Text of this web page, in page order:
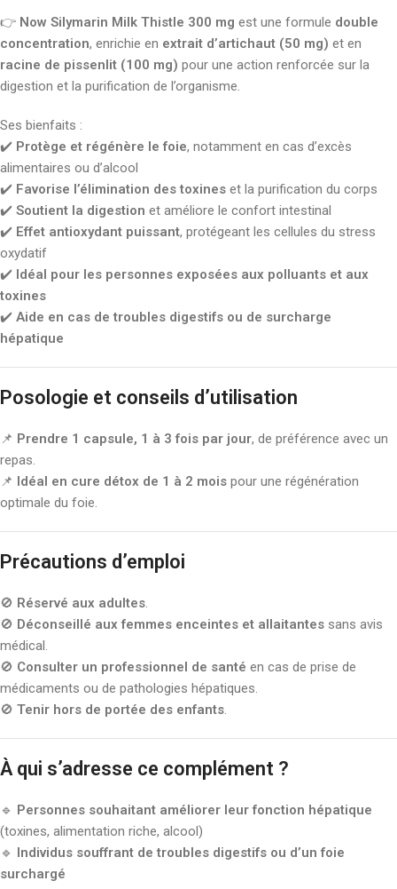
👉 Now Silymarin Milk Thistle 300 mg est une formule double
concentration, enrichie en extrait d’artichaut (50 mg) et en
racine de pissenlit (100 mg) pour une action renforcée sur la
digestion et la purification de l’organisme.
Ses bienfaits :
✔️ Protège et régénère le foie, notamment en cas d’excès
alimentaires ou d’alcool
✔️ Favorise l’élimination des toxines et la purification du corps
✔️ Soutient la digestion et améliore le confort intestinal
✔️ Effet antioxydant puissant, protégeant les cellules du stress
oxydatif
✔️ Idéal pour les personnes exposées aux polluants et aux
toxines
✔️ Aide en cas de troubles digestifs ou de surcharge
hépatique
Posologie et conseils d’utilisation
📌 Prendre 1 capsule, 1 à 3 fois par jour, de préférence avec un
repas.
📌
Idéal en cure détox de 1 à 2 mois pour une régénération
optimale du foie.
Précautions d’emploi
🚫 Réservé aux adultes.
🚫 Déconseillé aux femmes enceintes et allaitantes sans avis
médical.
🚫 Consulter un professionnel de santé en cas de prise de
médicaments ou de pathologies hépatiques.
🚫 Tenir hors de portée des enfants.
À qui s’adresse ce complément ?
🔹
Personnes souhaitant améliorer leur fonction hépatique
(toxines, alimentation riche, alcool)
🔹
Individus souffrant de troubles digestifs ou d’un foie
surchargé